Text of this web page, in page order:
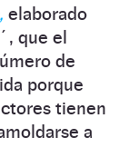
elaborado
que el
de
porque
tienen
a